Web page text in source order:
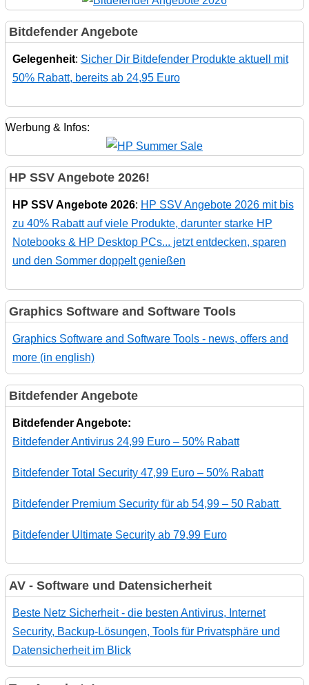
Bitdefender Angebote
Gelegenheit: Sicher Dir Bitdefender Produkte aktuell mit
50% Rabatt, bereits ab 24,95 Euro
Werbung & Infos:
HP SSV Angebote 2026!
HP SSV Angebote 2026: HP SSV Angebote 2026 mit bis
zu 40% Rabatt auf viele Produkte, darunter starke HP
Notebooks & HP Desktop PCs... jetzt entdecken, sparen
und den Sommer doppelt genießen
Graphics Software and Software Tools
Graphics Software and Software Tools - news, offers and
more (in english)
Bitdefender Angebote
Bitdefender Angebote:
Bitdefender Antivirus 24,99 Euro – 50% Rabatt
Bitdefender Total Security 47,99 Euro – 50% Rabatt
Bitdefender Premium Security für ab 54,99 – 50 Rabatt
Bitdefender Ultimate Security ab 79,99 Euro
AV - Software und Datensicherheit
Beste Netz Sicherheit - die besten Antivirus, Internet
Security, Backup-Lösungen, Tools für Privatsphäre und
Datensicherheit im Blick